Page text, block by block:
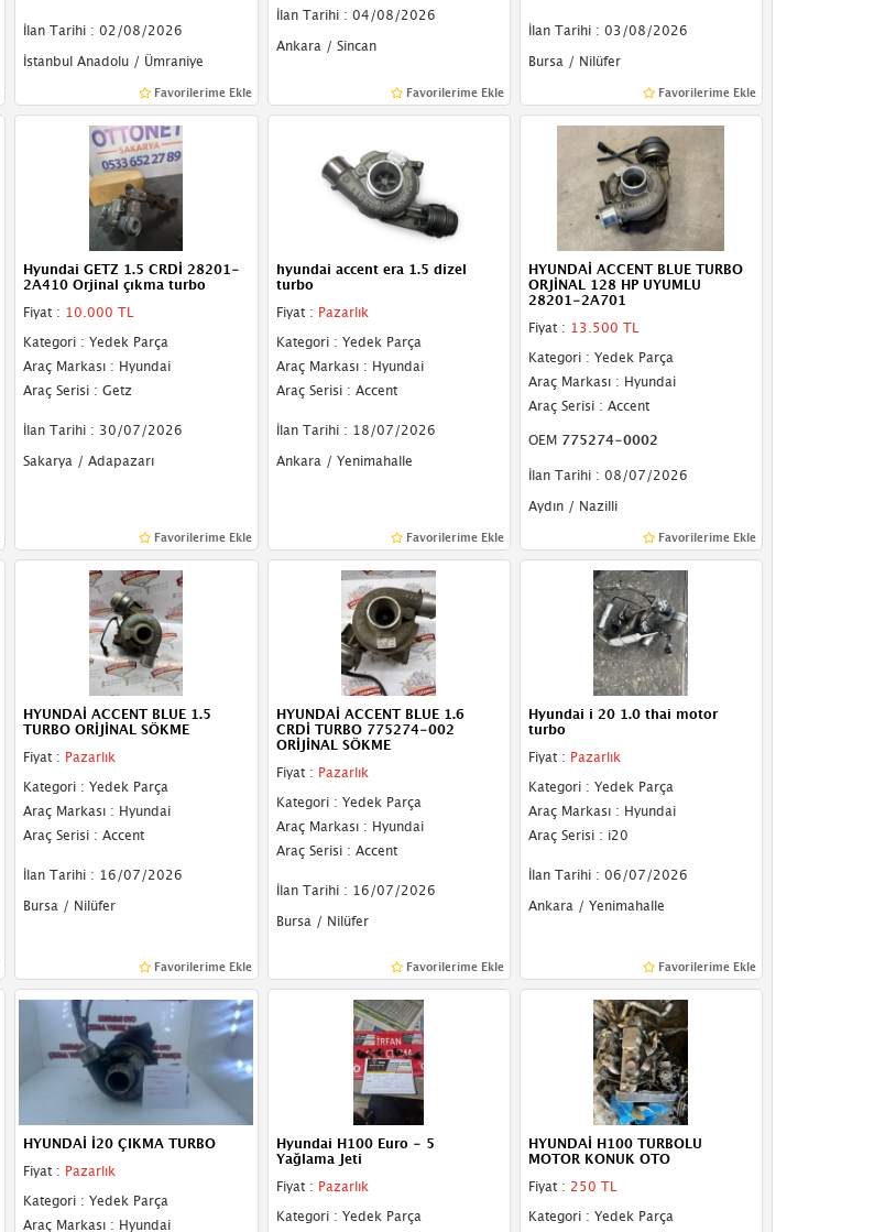
İlan Tarihi : 02/08/2026
İstanbul Anadolu / Ümraniye
Favorilerime Ekle
İlan Tarihi : 04/08/2026
Ankara / Sincan
Favorilerime Ekle
İlan Tarihi : 03/08/2026
Bursa / Nilüfer
Favorilerime Ekle
Hyundai GETZ 1.5 CRDİ 28201-
2A410 Orjinal çıkma turbo
Fiyat : 10.000 TL
Kategori : Yedek Parça
Araç Markası : Hyundai
Araç Serisi : Getz
İlan Tarihi : 30/07/2026
Sakarya / Adapazarı
Favorilerime Ekle
hyundai accent era 1.5 dizel
turbo
Fiyat : Pazarlık
Kategori : Yedek Parça
Araç Markası : Hyundai
Araç Serisi : Accent
İlan Tarihi : 18/07/2026
Ankara / Yenimahalle
Favorilerime Ekle
HYUNDAİ ACCENT BLUE TURBO
ORJİNAL 128 HP UYUMLU
28201-2A701
Fiyat : 13.500 TL
Kategori : Yedek Parça
Araç Markası : Hyundai
Araç Serisi : Accent
OEM 775274-0002
İlan Tarihi : 08/07/2026
Aydın / Nazilli
Favorilerime Ekle
HYUNDAİ ACCENT BLUE 1.5
TURBO ORİJİNAL SÖKME
Fiyat : Pazarlık
Kategori : Yedek Parça
Araç Markası : Hyundai
Araç Serisi : Accent
İlan Tarihi : 16/07/2026
Bursa / Nilüfer
Favorilerime Ekle
HYUNDAİ ACCENT BLUE 1.6
CRDİ TURBO 775274-002
ORİJİNAL SÖKME
Fiyat : Pazarlık
Kategori : Yedek Parça
Araç Markası : Hyundai
Araç Serisi : Accent
İlan Tarihi : 16/07/2026
Bursa / Nilüfer
Favorilerime Ekle
Hyundai i 20 1.0 thai motor
turbo
Fiyat : Pazarlık
Kategori : Yedek Parça
Araç Markası : Hyundai
Araç Serisi : i20
İlan Tarihi : 06/07/2026
Ankara / Yenimahalle
Favorilerime Ekle
HYUNDAİ İ20 ÇIKMA TURBO
Fiyat : Pazarlık
Kategori : Yedek Parça
Araç Markası : Hyundai
Hyundai H100 Euro - 5
Yağlama Jeti
Fiyat : Pazarlık
Kategori : Yedek Parça
HYUNDAİ H100 TURBOLU
MOTOR KONUK OTO
Fiyat : 250 TL
Kategori : Yedek Parça